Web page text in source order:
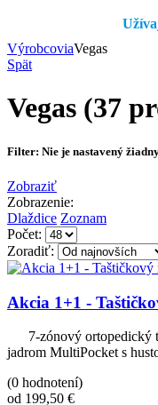
VýrobcoviaVegas
Spät
Vegas (37
Filter: Nie je nastavený
Zobraziť
Zobrazenie:
Dlaždice Zoznam
Počet:
Zoradiť:
Akcia 1+1 -
7-zónový ortopedický
jadrom MultiPocket s
(0 hodnotení)
od 199,50 €